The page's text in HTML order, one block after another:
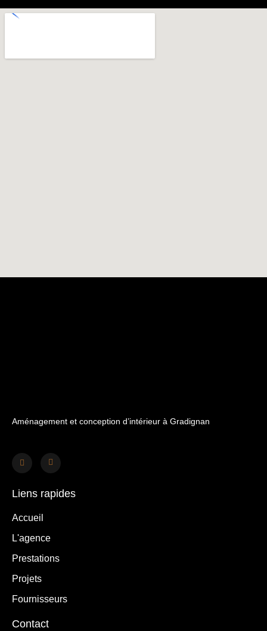
Aménagement et conception d’intérieur à Gradignan
Liens rapides
Accueil
L'agence
Prestations
Projets
Fournisseurs
Contact